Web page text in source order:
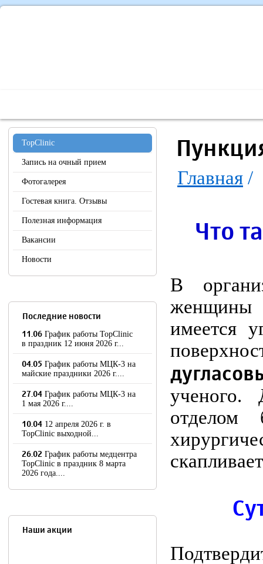
TopClinic
Запись на очный прием
Фотогалерея
Гостевая книга. Отзывы
Полезная информация
Вакансии
Новости
Последние новости
11.06 График работы TopClinic
в праздник 12 июня 2026 г...
04.05 График работы МЦК-3 на
майские праздники 2026 г....
27.04 График работы МЦК-3 на
1 мая 2026 г....
10.04 12 апреля 2026 г. в
TopClinic выходной...
26.02 График работы медцентра
TopClinic в праздник 8 марта
2026 года....
Наши акции
Главная /
Что
В
женщины
имеется
ученого.
отделом